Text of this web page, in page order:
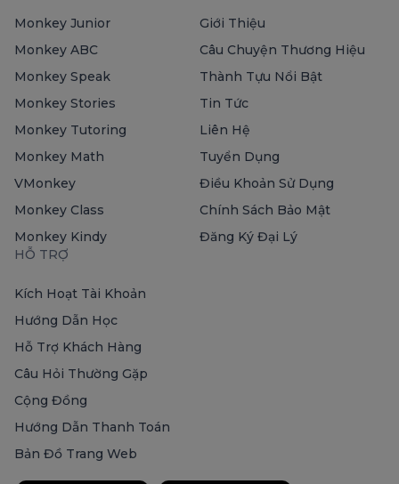
Monkey Junior
Monkey ABC
Monkey Speak
Monkey Stories
Monkey Tutoring
Monkey Math
VMonkey
Monkey Class
Monkey Kindy
Giới Thiệu
Câu Chuyện Thương Hiệu
Thành Tựu Nổi Bật
Tin Tức
Liên Hệ
Tuyển Dụng
Điều Khoản Sử Dụng
Chính Sách Bảo Mật
Đăng Ký Đại Lý
HỖ TRỢ
Kích Hoạt Tài Khoản
Hướng Dẫn Học
Hỗ Trợ Khách Hàng
Câu Hỏi Thường Gặp
Cộng Đồng
Hướng Dẫn Thanh Toán
Bản Đồ Trang Web